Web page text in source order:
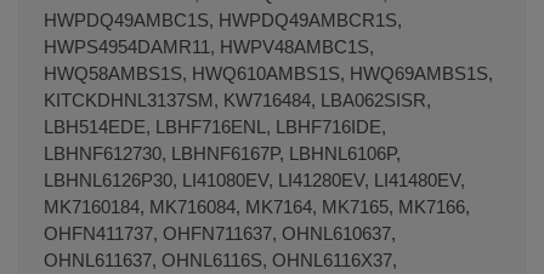
HWPDQ49AMBC1S, HWPDQ49AMBCR1S,
HWPS4954DAMR11, HWPV48AMBC1S,
HWQ58AMBS1S, HWQ610AMBS1S, HWQ69AMBS1S,
KITCKDHNL3137SM, KW716484, LBA062SISR,
LBH514EDE, LBHF716ENL, LBHF716IDE,
LBHNF612730, LBHNF6167P, LBHNL6106P,
LBHNL6126P30, LI41080EV, LI41280EV, LI41480EV,
MK7160184, MK716084, MK7164, MK7165, MK7166,
OHFN411737, OHFN711637, OHNL610637,
OHNL611637, OHNL6116S, OHNL6116X37,